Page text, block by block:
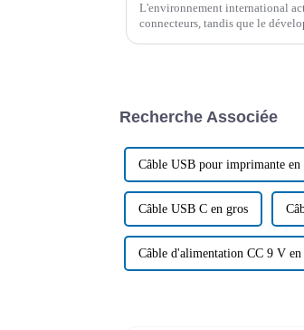
L'environnement international
connecteurs, tandis que le
Recherche Associée
Câble USB pour imprimante en
Câble USB C en gros
Câble d'alimentation CC 9 V en